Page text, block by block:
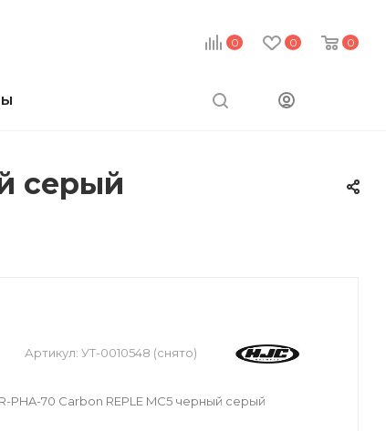
0 0 0
серый
Артикул: УТ-0010548 (снято)
PHA-70 Carbon REPLE MC5 черный серый